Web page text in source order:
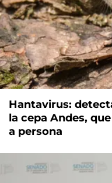
Hantavirus:
la cepa Andes,
a persona